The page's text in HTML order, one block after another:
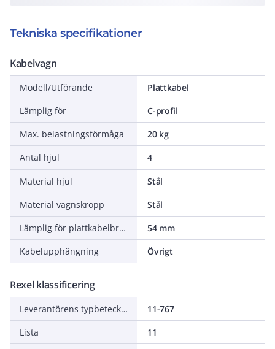
Tekniska specifikationer
Kabelvagn
Modell/Utförande
Plattkabel
Lämplig för
C-profil
Max. belastningsförmåga
20 kg
Antal hjul
4
Material hjul
Stål
Material vagnskropp
Stål
Lämplig för plattkabelbredd
54 mm
Kabelupphängning
Övrigt
Rexel klassificering
Leverantörens typbeteckning
11-767
Lista
11